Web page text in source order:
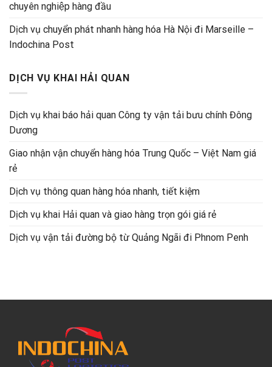
chuyên nghiệp hàng đầu
Dịch vụ chuyển phát nhanh hàng hóa Hà Nội đi Marseille –
Indochina Post
DỊCH VỤ KHAI HẢI QUAN
Dịch vụ khai báo hải quan Công ty vận tải bưu chính Đông
Dương
Giao nhận vận chuyển hàng hóa Trung Quốc – Việt Nam giá
rẻ
Dịch vụ thông quan hàng hóa nhanh, tiết kiệm
Dịch vụ khai Hải quan và giao hàng trọn gói giá rẻ
Dịch vụ vận tải đường bộ từ Quảng Ngãi đi Phnom Penh